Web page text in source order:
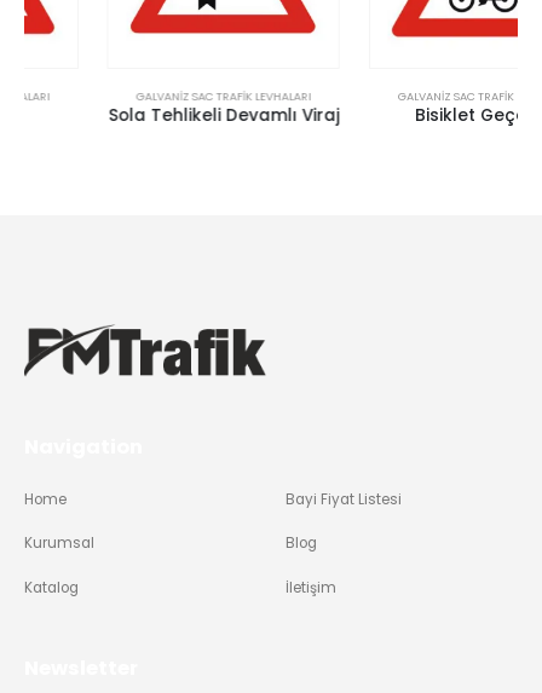
GALVANIZ SAC TRAFIK LEVHALARI
Sola Tehlikeli Devamlı Viraj
GALVANIZ SAC TRAFIK LEVHALARI
Bisiklet Geçebilir
Home
Kurumsal
Katalog
Bayi Fiyat Listesi
Blog
İletişim